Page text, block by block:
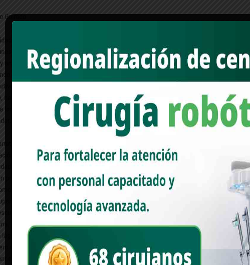
Guirado
administrativa, es una tarea de seguimiento permanente a la palabra empeñada, así
el poder acompañar al Doctor Alfonso Durazo Montaño en la ejecución de obras y
ancho del estado, asegurando que se cuenta con un Gobernador que cumple lo que
a la gente.
estatal aseguró que desde su paso por Telemax, Comunicación Social y ahora en la
ha visto cómo los proyectos del Plan Estatal de Desarrollo han evolucionado hasta
los compromisos asumidos al inicio del gobierno. “Ha sido un gran honor estar
y volver a escuchar a la ciudadanía para seguir generando bienestar duradero”,
Hermosillo–Bahía de Kino simboliza, según Paulina Ocaña, el modelo de gestión
estatal: obras que responden a demandas históricas y que buscan impactar
y el desarrollo económico. “Era una promesa no solo del gobernador, sino de muchos
prometido y no la habían cumplido”, sostuvo. En su narrativa, el cumplimiento de
eje central del gobierno estatal. Ocaña recordó obras como la remodelación del
de La Sauceda o la carretera Agua Prieta–Bavispe, proyectos que reflejan a un
y hacer las obras que le pide la ciudadanía.
su papel ha sido interpretar y aterrizar instrucciones, coordinando a un gabinete que,
colaborativa. “Hemos aprendido ese pragmatismo que se necesita dentro de la
con sentido humano”, dijo al hablar de su aprendizaje político. También resaltó la
espacios a perfiles jóvenes dentro del gobierno: “No quiero ser la primera y la última,